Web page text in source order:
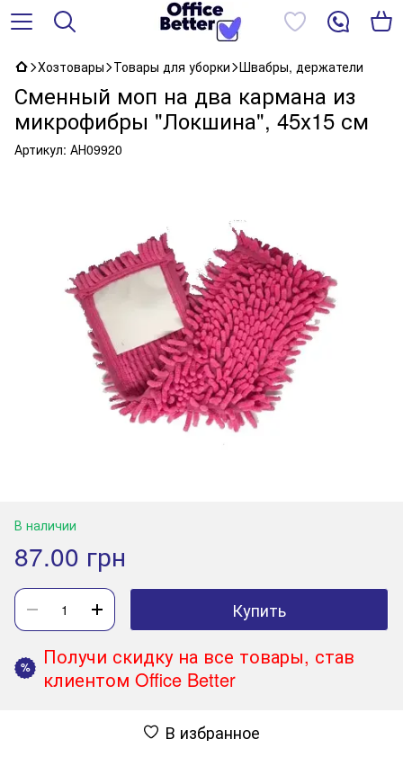
Хозтовары Товары для уборки Швабры, держатели
Сменный моп на два кармана из
микрофибры "Локшина", 45х15 см
Артикул: АН09920
В наличии
87.00 грн
Купить
%
Получи скидку на все товары, став
клиентом Office Better
В избранное